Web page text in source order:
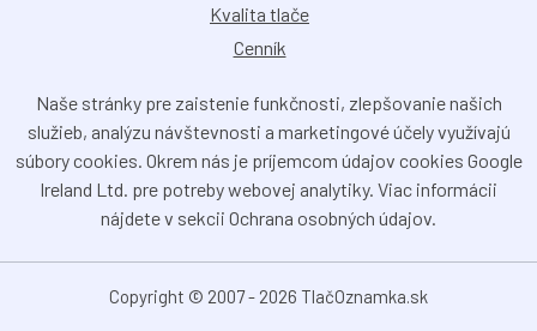
Kvalita tlače
Cenník
Naše stránky pre zaistenie funkčnosti, zlepšovanie našich
služieb, analýzu návštevnosti a marketingové účely využívajú
súbory cookies. Okrem nás je príjemcom údajov cookies Google
Ireland Ltd. pre potreby webovej analytiky. Viac informácii
nájdete v sekcii Ochrana osobných údajov.
Copyright © 2007 - 2026 TlačOznamka.sk